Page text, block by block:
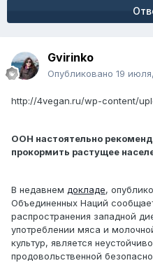
Gvirinko
Опубликовано 19
http://4vegan.ru/wp-content/
ООН настоятельно
прокормить растущее
В недавнем докладе,
Объединенных Наций
распространения западной
употреблении мяса и
культур, является
продовольственной